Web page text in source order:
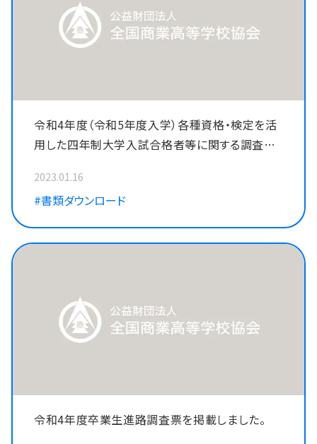
令和4年度（令和5年度入学）各種資格・検定を活
用した四年制大学入試合格者等に関する調査様
2023.01.16
#書類ダウンロード
令和4年度卒業生進路調査票を掲載しました。